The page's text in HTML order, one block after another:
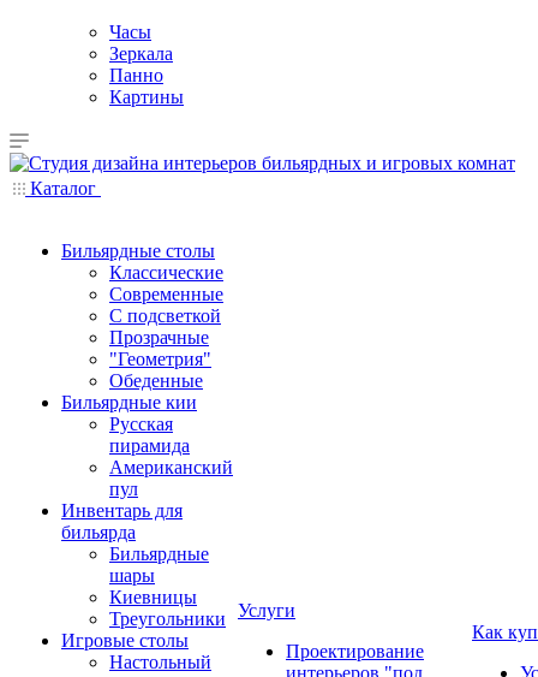
Часы
Зеркала
Панно
Картины
Каталог
Бильярдные столы
Классические
Современные
С подсветкой
Прозрачные
"Геометрия"
Обеденные
Бильярдные кии
Русская
пирамида
Американский
пул
Инвентарь для
бильярда
Бильярдные
шары
Киевницы
Треугольники
Игровые столы
Настольный
Услуги
Проектирование
интерьеров "под
Как